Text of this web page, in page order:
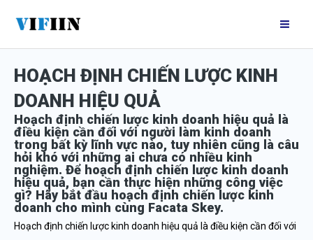
nội
dungHOẠCH ĐỊNH CHIẾN LƯỢC KINH
DOANH HIỆU QUẢ
Hoạch định chiến lược kinh doanh hiệu quả là
điều kiện cần đối với người làm kinh doanh
trong bất kỳ lĩnh vực nào, tuy nhiên cũng là câu
hỏi khó với những ai chưa có nhiều kinh
nghiệm. Để hoạch định chiến lược kinh doanh
hiệu quả, bạn cần thực hiện những công việc
gì? Hãy bắt đầu hoạch định chiến lược kinh
doanh cho mình cùng Facata Skey.
Hoạch định chiến lược kinh doanh hiệu quả là điều kiện cần đối với